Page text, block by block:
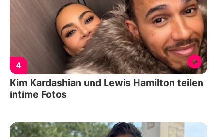
4
Kim Kardashian und Lewis Hamilton teilen
intime Fotos